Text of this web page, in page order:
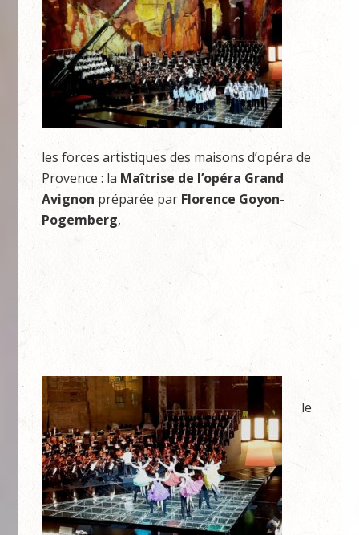
les forces artistiques des maisons d’opéra de
Provence : la Maîtrise de l’opéra Grand
Avignon préparée par Florence Goyon-
Pogemberg,
le